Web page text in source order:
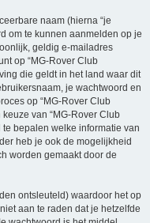
naam (hierna “je
om te kunnen aanmelden op je
geldig e-mailadres
op “MG-Rover Club
die geldt in het land waar dit
je wachtwoord en
op “MG-Rover Club
van “MG-Rover Club
bepalen welke informatie van
heb je ook de mogelijkheid
worden gemaakt door de
ontsleuteld) waardoor het op
aan te raden dat je hetzelfde